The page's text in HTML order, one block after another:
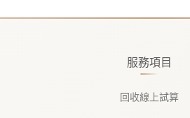
服務項目
回收線上試算